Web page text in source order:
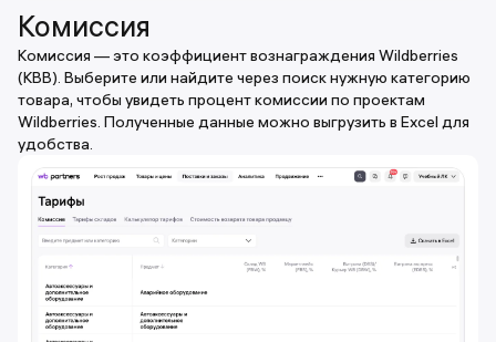
Комиссия
Комиссия — это коэффициент вознаграждения Wildberries
(КВВ). Выберите или найдите через поиск нужную категорию
товара, чтобы увидеть процент комиссии по проектам
Wildberries. Полученные данные можно выгрузить в Excel для
удобства.